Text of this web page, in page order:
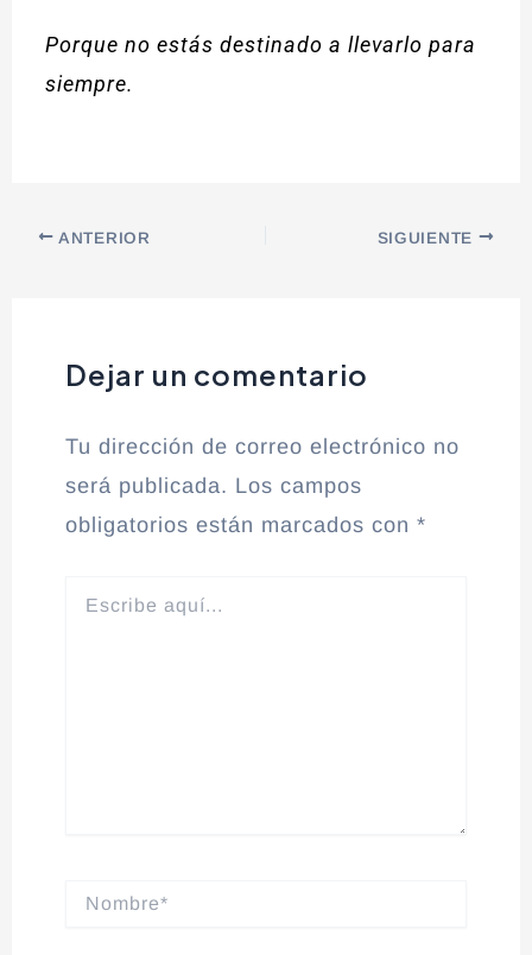
Porque no estás destinado a llevarlo para
siempre.
ANTERIOR SIGUIENTE
Dejar un comentario
Tu dirección de correo electrónico no
será publicada. Los campos
obligatorios están marcados con*
aquí...